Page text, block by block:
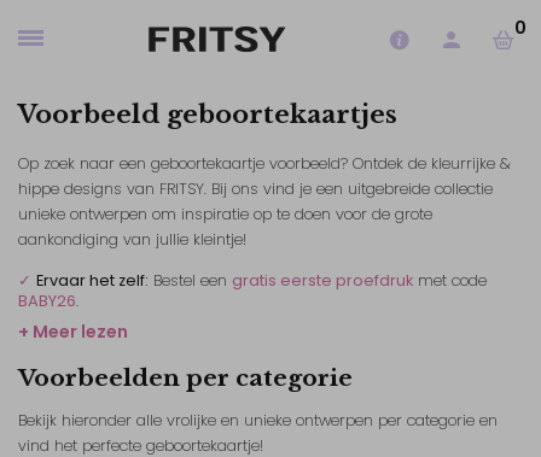
0
Voorbeeld geboortekaartjes
Op zoek naar een geboortekaartje voorbeeld? Ontdek de kleurrijke &
hippe designs van FRITSY. Bij ons vind je een uitgebreide collectie
unieke ontwerpen om inspiratie op te doen voor de grote
aankondiging van jullie kleintje!
✓ Ervaar het zelf: Bestel een gratis eerste proefdruk met code
BABY26.
+ Meer lezen
Voorbeelden per categorie
Bekijk hieronder alle vrolijke en unieke ontwerpen per categorie en
vind het perfecte geboortekaartje!